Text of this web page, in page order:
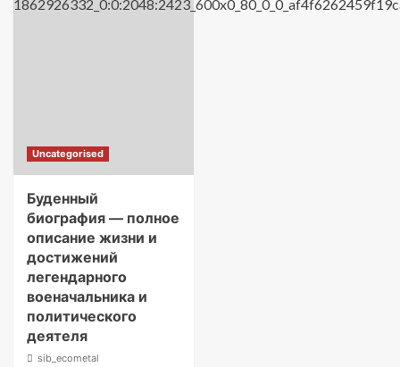
Uncategorised
Буденный
биография — полное
описание жизни и
достижений
легендарного
военачальника и
политического
деятеля
sib_ecometal